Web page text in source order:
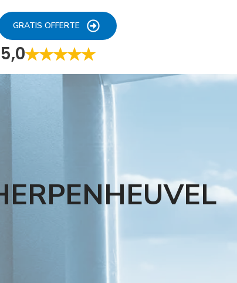
GRATIS OFFERTE
5,0